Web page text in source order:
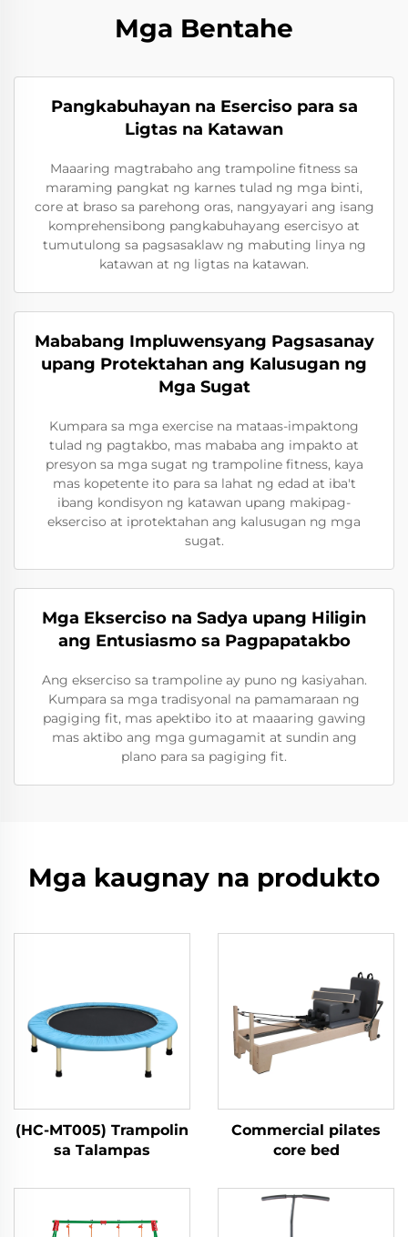
Mga Bentahe
Pangkabuhayan na Eserciso para sa
Ligtas na Katawan
Maaaring magtrabaho ang trampoline fitness sa
maraming pangkat ng karnes tulad ng mga binti,
core at braso sa parehong oras, nangyayari ang isang
komprehensibong pangkabuhayang esercisyo at
tumutulong sa pagsasaklaw ng mabuting linya ng
katawan at ng ligtas na katawan.
Mababang Impluwensyang Pagsasanay
upang Protektahan ang Kalusugan ng
Mga Sugat
Kumpara sa mga exercise na mataas-impaktong
tulad ng pagtakbo, mas mababa ang impakto at
presyon sa mga sugat ng trampoline fitness, kaya
mas kopetente ito para sa lahat ng edad at iba't
ibang kondisyon ng katawan upang makipag-
ekserciso at iprotektahan ang kalusugan ng mga
sugat.
Mga Ekserciso na Sadya upang Hiligin
ang Entusiasmo sa Pagpapatakbo
Ang ekserciso sa trampoline ay puno ng kasiyahan.
Kumpara sa mga tradisyonal na pamamaraan ng
pagiging fit, mas apektibo ito at maaaring gawing
mas aktibo ang mga gumagamit at sundin ang
plano para sa pagiging fit.
Mga kaugnay na produkto
(HC-MT005) Trampolin
sa Talampas
Commercial pilates
core bed